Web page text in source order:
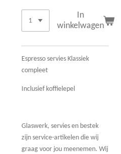
In
winkelwagen
Espresso servies Klassiek
compleet
Inclusief koffielepel
Glaswerk, servies en bestek
zijn service-artikelen die wij
graag voor jou meenemen. Wij